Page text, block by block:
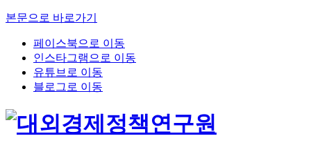
본문으로 바로가기
페이스북으로 이동
인스타그램으로 이동
유튜브로 이동
블로그로 이동